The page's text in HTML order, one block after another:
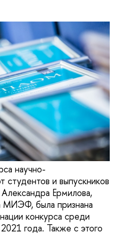
научно-
студентов и выпускников
Ермилова,
МИЭФ, была признана
конкурса среди
года. Также с этого